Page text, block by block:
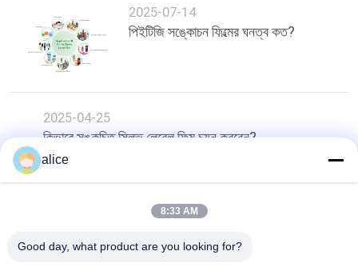
2025-07-14
পিইটিজি সঙ্কোচন ফিল্মের ঘনত্ব কত?
2025-04-25
কিভাবে সঙ্কুচিত স্লিভ লেবেল ফিল্ম চয়ন করবেন?
শীর্ষ
alice
8:33 AM
Good day, what product are you looking for?